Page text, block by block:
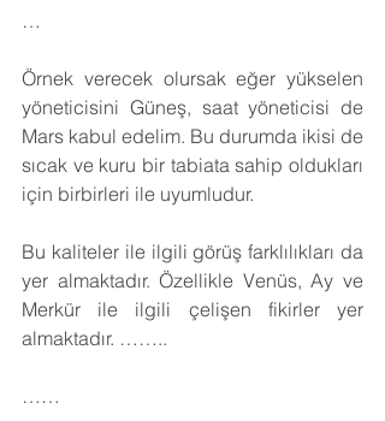
…
Örnek verecek olursak eğer yükselen
yöneticisini Güneş, saat yöneticisi de
Mars kabul edelim. Bu durumda ikisi de
sıcak ve kuru bir tabiata sahip oldukları
için birbirleri ile uyumludur.
Bu kaliteler ile ilgili görüş farklılıkları da
yer almaktadır. Özellikle Venüs, Ay ve
Merkür ile ilgili çelişen fikirler yer
almaktadır. ……..
……